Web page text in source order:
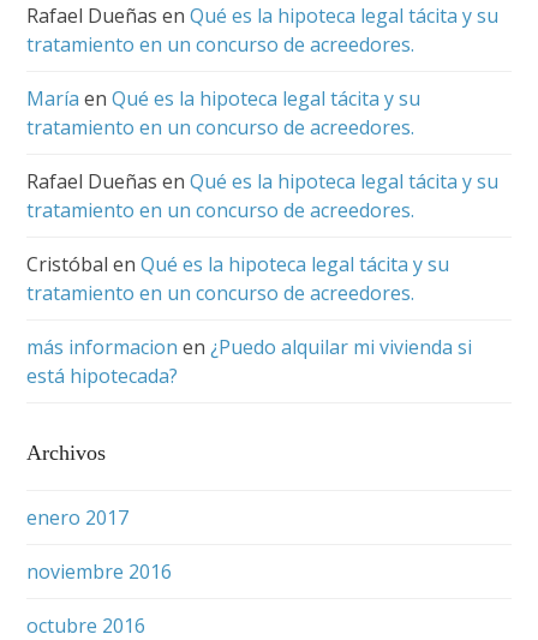
Rafael Dueñas enQué es la hipoteca legal tácita y su
tratamiento en un concurso de acreedores.
María enQué es la hipoteca legal tácita y su
tratamiento en un concurso de acreedores.
Rafael Dueñas enQué es la hipoteca legal tácita y su
tratamiento en un concurso de acreedores.
Cristóbal enQué es la hipoteca legal tácita y su
tratamiento en un concurso de acreedores.
más informacion en¿Puedo alquilar mi vivienda si
está hipotecada?
Archivos
enero 2017
noviembre 2016
octubre 2016